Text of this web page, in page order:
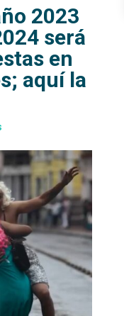
2023
será
en
aquí la